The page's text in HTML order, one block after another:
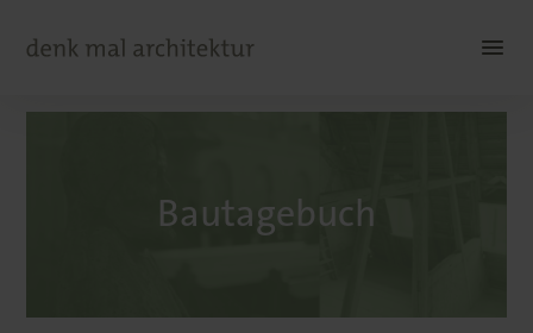
Bautagebuch